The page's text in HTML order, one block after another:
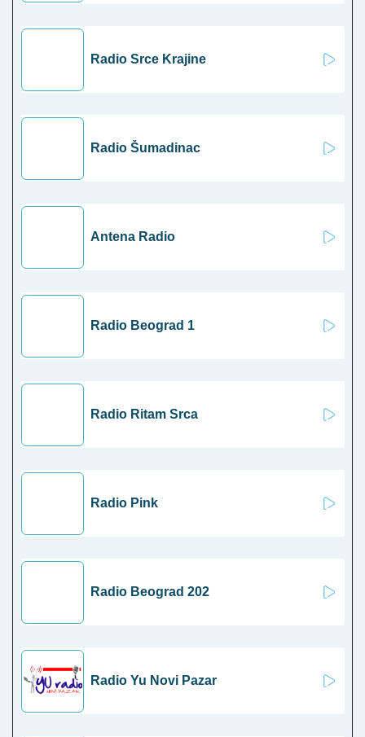
Radio Srce Krajine
Radio Šumadinac
Antena Radio
Radio Beograd 1
Radio Ritam Srca
Radio Pink
Radio Beograd 202
Radio Yu Novi Pazar